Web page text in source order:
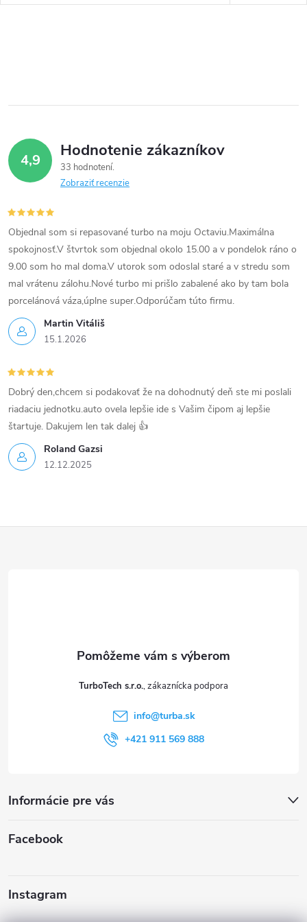
4,9 Hodnotenie zákazníkov
33 hodnotení
Zobraziť recenzie
Martin Vitáliš
15.1.2026
Objednal som si repasované turbo na moju Octaviu.Maximálna
spokojnosť.V štvrtok som objednal okolo 15.00 a v pondelok ráno o
9.00 som ho mal doma.V utorok som odoslal staré a v stredu som
mal vrátenu zálohu.Nové turbo mi prišlo zabalené ako by tam bola
porcelánová váza,úplne super.Odporúčam túto firmu.
Roland Gazsi
12.12.2025
Dobrý den,chcem si podakovať že na dohodnutý deň ste mi poslali
riadaciu jednotku.auto ovela lepšie ide s Vašim čipom aj lepšie
štartuje. Dakujem len tak dalej 👍
TurboTech s.r.o.
info@turba.sk
+421 911 569 888
Informácie pre vás
Facebook
Instagram